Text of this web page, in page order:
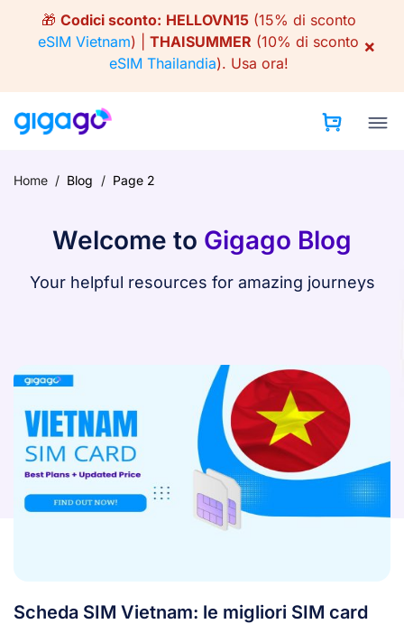
content
🎁 Codici sconto: HELLOVN15(15% di sconto
eSIM Vietnam) | THAISUMMER (10% di sconto
eSIM Thailandia). Usa ora!
×
Home / Blog / Page 2
Welcome to Gigago Blog
Your helpful resources for amazing journeys
Scheda SIM Vietnam: le migliori SIM card